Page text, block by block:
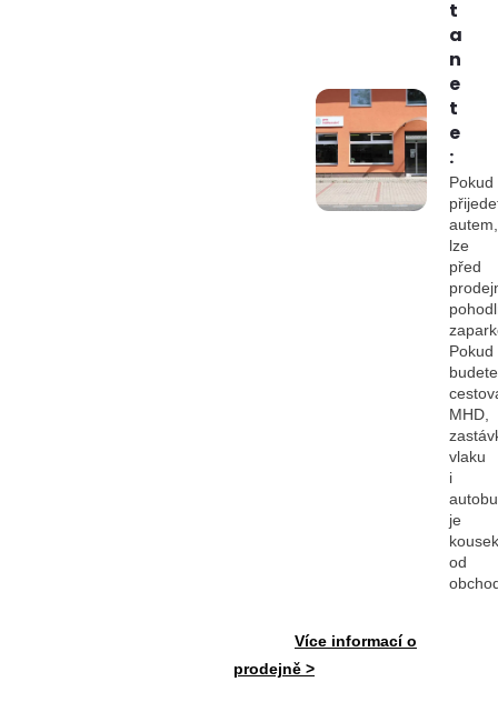
t
a
n
e
t
e
:
Pokud
autem,
lze
před
Pokud
budete
MHD,
vlaku
i
je
kousek
od
Více informací o
prodejně >